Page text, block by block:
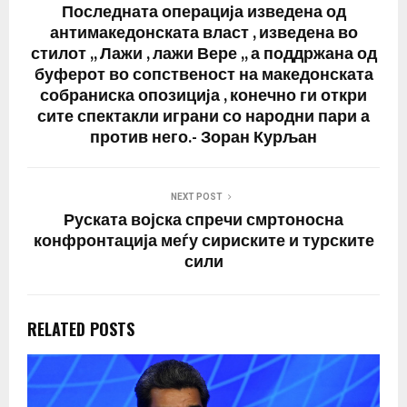
проценти сметаат дека
станува збор…
Последната операциjа изведена од
антимакедонската власт , изведена во
стилот ,, Лажи , лажи Вере ,, а поддржана од
буферот во сопственост на македонската
собраниска опозициjа , конечно ги откри
сите спектакли играни со народни пари а
против него.- Зоран Курљан
NEXT POST
Руската војска спречи смртоносна
конфронтација меѓу сириските и турските
сили
RELATED POSTS